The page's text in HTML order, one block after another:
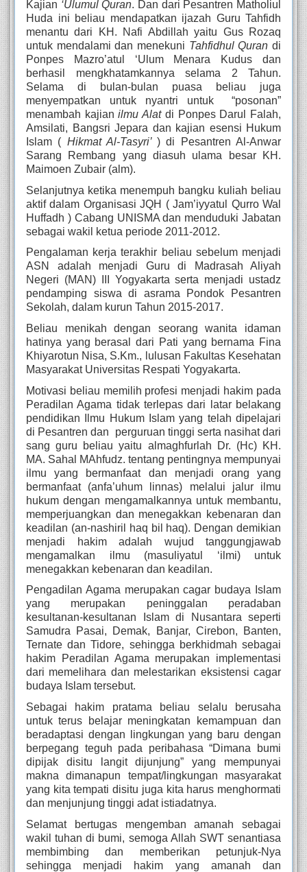
Kajian ‘Ulumul Quran. Dan dari Pesantren Matholiul
Huda ini beliau mendapatkan ijazah Guru Tahfidh
menantu dari KH. Nafi Abdillah yaitu Gus Rozaq
untuk mendalami dan menekuni Tahfidhul Quran di
Ponpes Mazro’atul ‘Ulum Menara Kudus dan
berhasil mengkhatamkannya selama 2 Tahun.
Selama di bulan-bulan puasa beliau juga
menyempatkan untuk nyantri untuk  “posonan”
menambah kajian ilmu Alat di Ponpes Darul Falah,
Amsilati, Bangsri Jepara dan kajian esensi Hukum
Islam ( Hikmat Al-Tasyri’ ) di Pesantren Al-Anwar
Sarang Rembang yang diasuh ulama besar KH.
Maimoen Zubair (alm).
Selanjutnya ketika menempuh bangku kuliah beliau
aktif dalam Organisasi JQH ( Jam’iyyatul Qurro Wal
Huffadh ) Cabang UNISMA dan menduduki Jabatan
sebagai wakil ketua periode 2011-2012.
Pengalaman kerja terakhir beliau sebelum menjadi
ASN adalah menjadi Guru di Madrasah Aliyah
Negeri (MAN) III Yogyakarta serta menjadi ustadz
pendamping siswa di asrama Pondok Pesantren
Sekolah, dalam kurun Tahun 2015-2017.
Beliau menikah dengan seorang wanita idaman
hatinya yang berasal dari Pati yang bernama Fina
Khiyarotun Nisa, S.Km., lulusan Fakultas Kesehatan
Masyarakat Universitas Respati Yogyakarta.
Motivasi beliau memilih profesi menjadi hakim pada
Peradilan Agama tidak terlepas dari latar belakang
pendidikan Ilmu Hukum Islam yang telah dipelajari
di Pesantren dan  perguruan tinggi serta nasihat dari
sang guru beliau yaitu almaghfurlah Dr. (Hc) KH.
MA. Sahal MAhfudz. tentang pentingnya mempunyai
ilmu yang bermanfaat dan menjadi orang yang
bermanfaat (anfa’uhum linnas) melalui jalur ilmu
hukum dengan mengamalkannya untuk membantu,
memperjuangkan dan menegakkan kebenaran dan
keadilan (an-nashiril haq bil haq). Dengan demikian
menjadi hakim adalah wujud tanggungjawab
mengamalkan ilmu (masuliyatul ‘ilmi) untuk
menegakkan kebenaran dan keadilan.
Pengadilan Agama merupakan cagar budaya Islam
yang merupakan peninggalan peradaban
kesultanan-kesultanan Islam di Nusantara seperti
Samudra Pasai, Demak, Banjar, Cirebon, Banten,
Ternate dan Tidore, sehingga berkhidmah sebagai
hakim Peradilan Agama merupakan implementasi
dari memelihara dan melestarikan eksistensi cagar
budaya Islam tersebut.
Sebagai hakim pratama beliau selalu berusaha
untuk terus belajar meningkatan kemampuan dan
beradaptasi dengan lingkungan yang baru dengan
berpegang teguh pada peribahasa “Dimana bumi
dipijak disitu langit dijunjung” yang mempunyai
makna dimanapun tempat/lingkungan masyarakat
yang kita tempati disitu juga kita harus menghormati
dan menjunjung tinggi adat istiadatnya.
Selamat bertugas mengemban amanah sebagai
wakil tuhan di bumi, semoga Allah SWT senantiasa
membimbing dan memberikan petunjuk-Nya
sehingga menjadi hakim yang amanah dan